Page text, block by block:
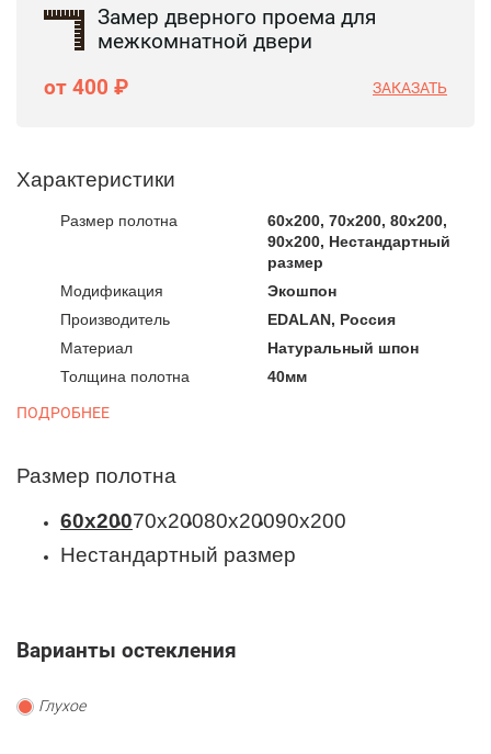
Замер дверного проема для
межкомнатной двери
от 400 ₽
ЗАКАЗАТЬ
Характеристики
Размер полотна
60x200, 70x200, 80x200,
90x200, Нестандартный
размер
Модификация
Экошпон
Производитель
EDALAN, Россия
Материал
Натуральный шпон
Толщина полотна
40мм
ПОДРОБНЕЕ
Размер полотна
60x20070x20080x20090x200
Нестандартный размер
Варианты остекления
Глухое